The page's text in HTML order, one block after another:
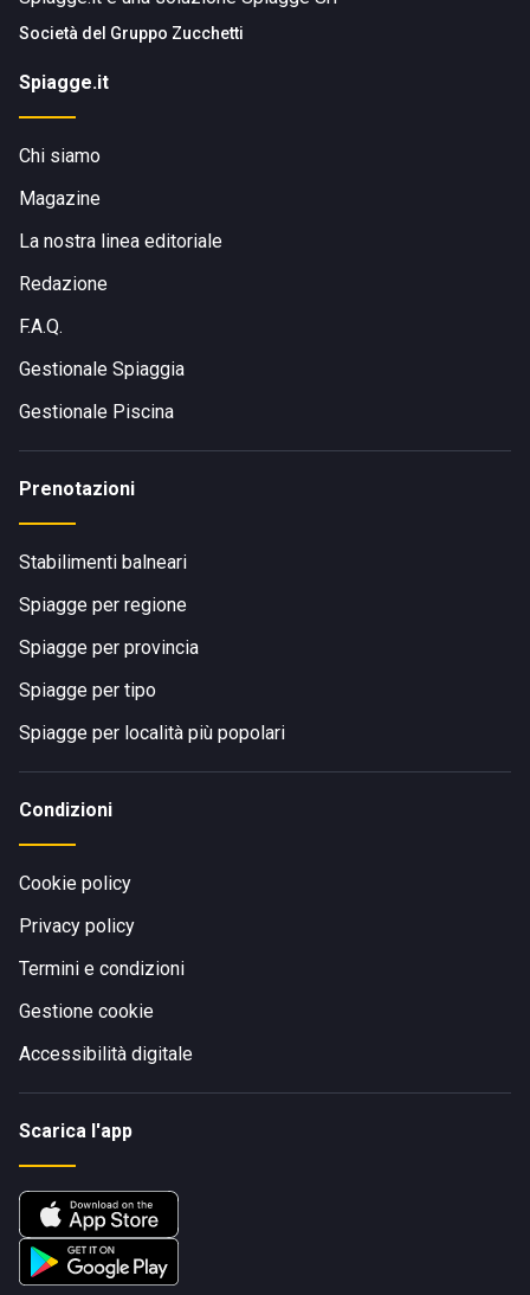
Società del Gruppo Zucchetti
Spiagge.it
Chi siamo
Magazine
La nostra linea editoriale
Redazione
F.A.Q.
Gestionale Spiaggia
Gestionale Piscina
Prenotazioni
Stabilimenti balneari
Spiagge per regione
Spiagge per provincia
Spiagge per tipo
Spiagge per località più popolari
Condizioni
Cookie policy
Privacy policy
Termini e condizioni
Gestione cookie
Accessibilità digitale
Scarica l'app